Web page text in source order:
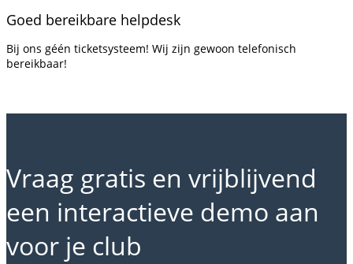
Goed bereikbare helpdesk
Bij ons géén ticketsysteem! Wij zijn gewoon telefonisch
bereikbaar!
Vraag gratis en vrijblijvend
een interactieve demo aan
voor je club